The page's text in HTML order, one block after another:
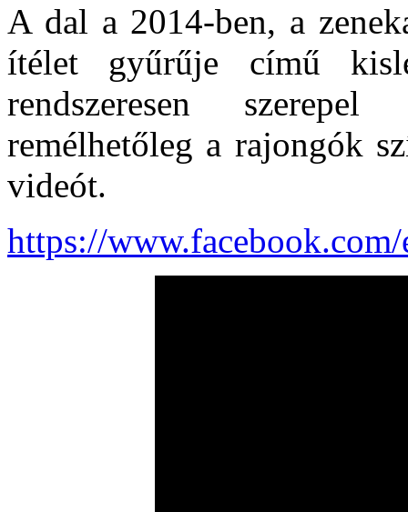
A dal a 2014-ben, a
ítélet gyűrűje című
rendszeresen
remélhetőleg a rajongók
videót.
https://